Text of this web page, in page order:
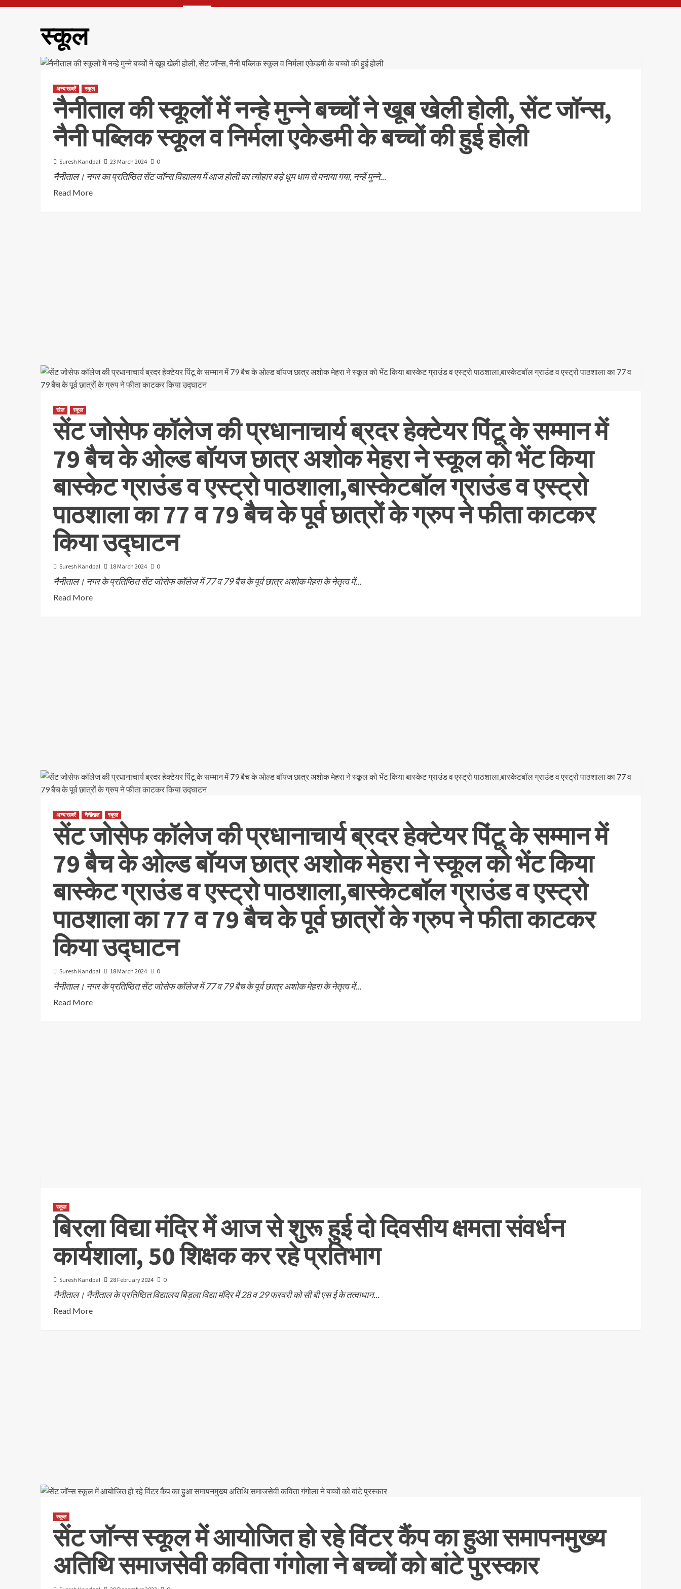
स्कूल
अन्य खबरें स्कूल
नैनीताल की स्कूलों में नन्हे मुन्ने बच्चों ने खूब खेली होली, सेंट जॉन्स,
नैनी पब्लिक स्कूल व निर्मला एकेडमी के बच्चों की हुई होली
Suresh Kandpal 23 March 2024 0
नैनीताल। नगर का प्रतिष्ठित सेंट जॉन्स विद्यालय में आज होली का त्योहार बड़े धूम धाम से मनाया गया, नन्हें मुन्ने...
Read More
खेल स्कूल
सेंट जोसेफ कॉलेज की प्रधानाचार्य ब्रदर हेक्टेयर पिंटू के सम्मान में
79 बैच के ओल्ड बॉयज छात्र अशोक मेहरा ने स्कूल को भेंट किया
बास्केट ग्राउंड व एस्ट्रो पाठशाला,बास्केटबॉल ग्राउंड व एस्ट्रो
पाठशाला का 77 व 79 बैच के पूर्व छात्रों के ग्रुप ने फीता काटकर
किया उद्घाटन
Suresh Kandpal 18 March 2024 0
नैनीताल। नगर के प्रतिष्ठित सेंट जोसेफ कॉलेज में 77 व 79 बैच के पूर्व छात्र अशोक मेहरा के नेतृत्व में...
Read More
अन्य खबरें नैनीताल स्कूल
सेंट जोसेफ कॉलेज की प्रधानाचार्य ब्रदर हेक्टेयर पिंटू के सम्मान में
79 बैच के ओल्ड बॉयज छात्र अशोक मेहरा ने स्कूल को भेंट किया
बास्केट ग्राउंड व एस्ट्रो पाठशाला,बास्केटबॉल ग्राउंड व एस्ट्रो
पाठशाला का 77 व 79 बैच के पूर्व छात्रों के ग्रुप ने फीता काटकर
किया उद्घाटन
Suresh Kandpal 18 March 2024 0
नैनीताल। नगर के प्रतिष्ठित सेंट जोसेफ कॉलेज में 77 व 79 बैच के पूर्व छात्र अशोक मेहरा के नेतृत्व में...
Read More
स्कूल
बिरला विद्या मंदिर में आज से शुरू हुई दो दिवसीय क्षमता संवर्धन
कार्यशाला, 50 शिक्षक कर रहे प्रतिभाग
Suresh Kandpal 28 February 2024 0
नैनीताल। नैनीताल के प्रतिष्ठित विद्यालय बिड़ला विद्या मंदिर में 28 व 29 फरवरी को सी बी एस ई के तत्वाधान...
Read More
स्कूल
सेंट जॉन्स स्कूल में आयोजित हो रहे विंटर कैंप का हुआ समापनमुख्य
अतिथि समाजसेवी कविता गंगोला ने बच्चों को बांटे पुरस्कार